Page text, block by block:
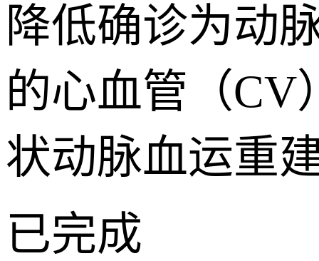
降低确诊为动
的心血管（CV
状动脉血运重
已完成